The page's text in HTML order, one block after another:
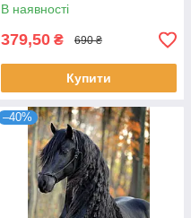
В наявності
379,50 ₴ 690 ₴
Купити
–40%